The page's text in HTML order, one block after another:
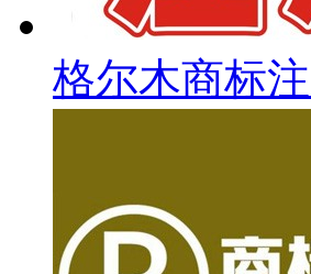
格尔木商标